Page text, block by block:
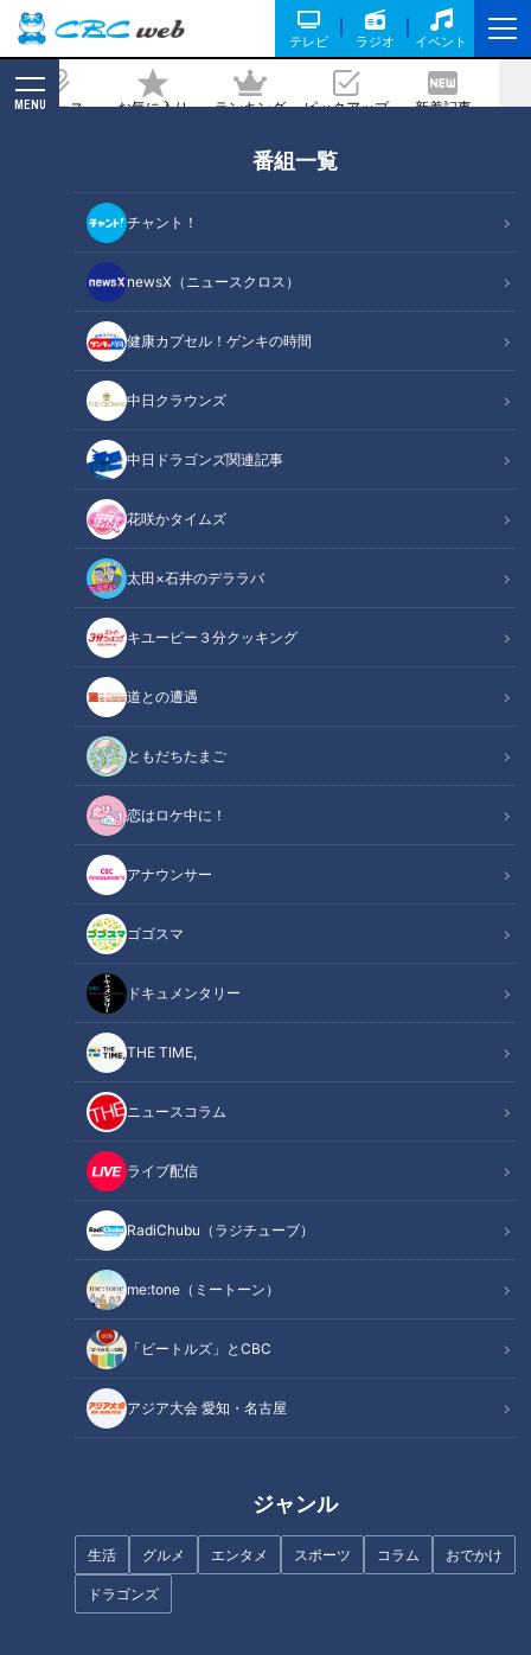
テレビ ラジオ イベント
ニュース お気に入り ランキング ピックアップ 新着記事
MENU
番組一覧
チャント！
newsX（ニュースクロス）
健康カプセル！ゲンキの時間
中日クラウンズ
中日ドラゴンズ関連記事
花咲かタイムズ
太田×石井のデララバ
キユーピー３分クッキング
道との遭遇
ともだちたまご
恋はロケ中に！
アナウンサー
ゴゴスマ
ドキュメンタリー
THE TIME,
ニュースコラム
ライブ配信
RadiChubu（ラジチューブ）
me:tone（ミートーン）
「ビートルズ」とCBC
アジア大会 愛知・名古屋
ジャンル
生活 グルメ エンタメ スポーツ コラム おでかけ
ドラゴンズ
がある！？「冷蔵庫に入れる」or「入れ
ない」それぞれの果物のベストな保存方
法は？
2023/09/26 16:50
2023年9月18日放送
CBCテレビ：画像『チャント！』
チャント！
「チャント！」特集
毎日の生活の中で、ちょっと気になるギモンが湧いてくること
があります。そんなギモンを解決するのが「暮らしのギモンち
ょいと解決しましょう課」の中山真希調査員（以下、中山調査
員）です。
今回のギモンは“果物の保存方法”について。果物を買ったら、
とりあえず冷蔵庫に入れてしまっていませんか？「冷蔵保存」
した方がいい果物と「常温保存」した方がいい果物の違いにつ
いて調査しました。
冷蔵保存に向く果物の特徴は？入れるタイミングにも注
トロピカルフルーツは冷蔵保存に向かない？冷蔵でおいし
くなるフルーツは？
冷やすと甘くなるのは「果糖」が多いフルーツ！種類と好
みで使い分けがベスト
オススメ関連コンテンツ